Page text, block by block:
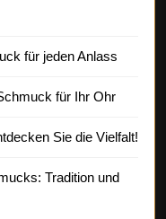
für jeden Anlass
für Ihr Ohr
Sie die Vielfalt!
Tradition und